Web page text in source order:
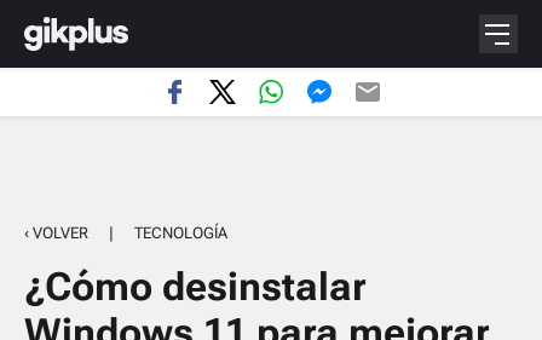
‹ VOLVER | TECNOLOGÍA
¿Cómo desinstalar